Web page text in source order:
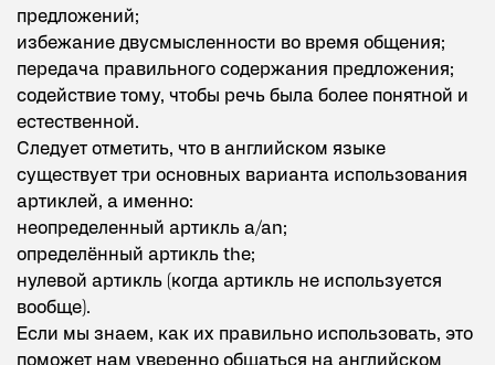
предложений;
избежание двусмысленности во время общения;
передача правильного содержания предложения;
содействие тому, чтобы речь была более понятной и
естественной.
Следует отметить, что в английском языке
существует три основных варианта использования
артиклей, а именно:
неопределенный артикль a/an;
определённый артикль the;
нулевой артикль (когда артикль не используется
вообще).
Если мы знаем, как их правильно использовать, это
поможет нам уверенно общаться на английском